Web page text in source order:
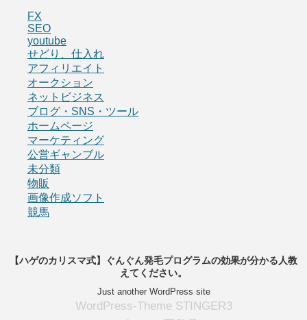
FX
SEO
youtube
せどり、仕入れ
アフィリエイト
オークション
ネットビジネス
ブログ・SNS・ツール
ホームページ
マーケティング
公営ギャンブル
未分類
物販
画像作成ソフト
競馬
【ハゲのカリスマ式】ぐんぐん発毛プログラムの効果が分かる人教
えてください。
Just another WordPress site
WordPress-Theme STINGER3